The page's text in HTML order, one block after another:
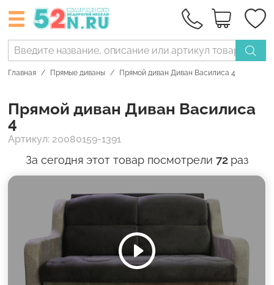
Главная Прямые диваны Прямой диван Диван Василиса 4
Прямой диван Диван Василиса
4
Артикул: 20080159-1391
За сегодня этот товар посмотрели 72раз